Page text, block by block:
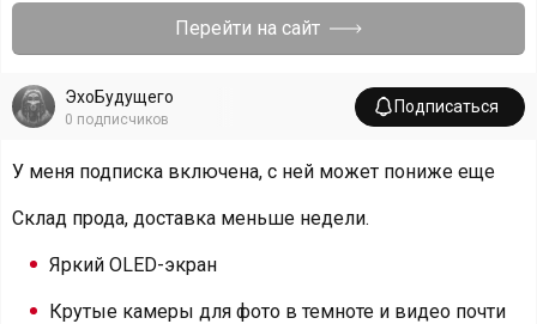
Перейти на сайт
ЭхоБудущего
0 подписчиков
Подписаться
У меня подписка включена, с ней может пониже еще
Склад прода, доставка меньше недели.
Яркий OLED-экран
Крутые камеры для фото в темноте и видео почти